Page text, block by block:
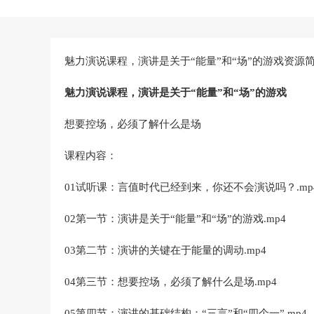
魅力演说课程，演讲是关于“能量”和“场”的游戏资源
魅力演说课程，演讲是关于“能量”和“场”的游戏
想要控场，必须了解什么是场
课程内容：
01试听课：言值时代已经到来，你还不会演说吗？
02第一节：演讲是关于“能量”和“场”的游戏.mp4
03第二节：演讲的关键在于能量的调动.mp4
04第三节：想要控场，必须了解什么是场.mp4